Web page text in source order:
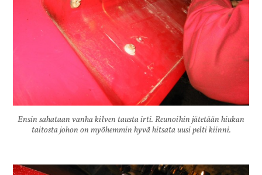
Ensin sahataan vanha kilven tausta irti. Reunoihin jätetään hiukan
taitosta johon on myöhemmin hyvä hitsata uusi pelti kiinni.